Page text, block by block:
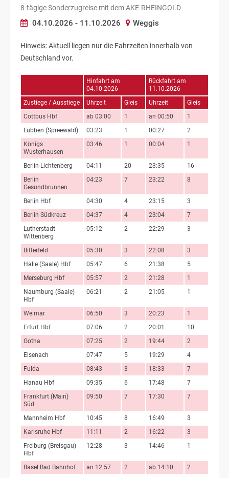
8-tägige Sonderzugreise mit dem AKE-RHEINGOLD
04.10.2026 - 11.10.2026 Weggis
Hinweis: Aktuell liegen nur die Fahrzeiten innerhalb von
Deutschland vor.
Hinfahrt am
04.10.2026
Rückfahrt am
11.10.2026
Zustiege / Ausstiege
Uhrzeit Gleis Uhrzeit
Gleis
Cottbus Hbf
ab 03:00 1 an 00:50
1
Lübben (Spreewald)
03:23 1 00:27
2
Königs
Wusterhausen
03:46 1 00:04 1
Berlin-Lichtenberg 04:11 20 23:35
16
Berlin
Gesundbrunnen
04:23 7 23:22 8
Berlin Hbf 04:30 4 23:15
3
Berlin Südkreuz
04:37 4 23:04
7
Lutherstadt
Wittenberg
05:12 2 22:29 3
Bitterfeld 05:30 3 22:08
3
Halle (Saale) Hbf
05:47 6 21:38
5
Merseburg Hbf
05:57 2 21:28
1
Naumburg (Saale)
Hbf
06:21 2 21:05 1
Weimar 06:50 3 20:23
1
Erfurt Hbf
07:06 2 20:01
10
Gotha
07:25 2 19:44
2
Eisenach
07:47 5 19:29
4
Fulda
08:43 3 18:33
7
Hanau Hbf
09:35 6 17:48
7
Frankfurt (Main)
Süd
09:50 7 17:30 7
Mannheim Hbf 10:45 8 16:49
3
Karlsruhe Hbf
11:11 2 16:22
3
Freiburg (Breisgau)
Hbf
12:28 3 14:46 1
Basel Bad Bahnhof an 12:57 2 ab 14:10 2